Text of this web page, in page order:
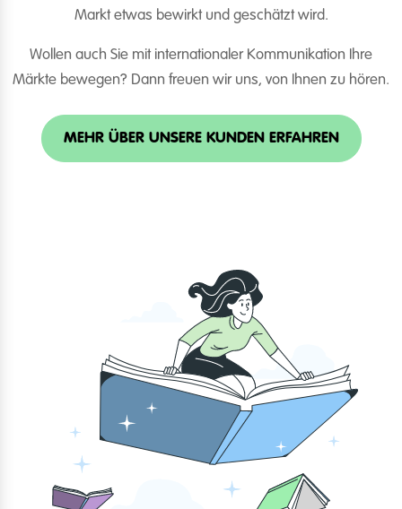
Markt etwas bewirkt und geschätzt wird.
Wollen auch Sie mit internationaler Kommunikation Ihre
Märkte bewegen? Dann freuen wir uns, von Ihnen zu hören.
MEHR ÜBER UNSERE KUNDEN ERFAHREN